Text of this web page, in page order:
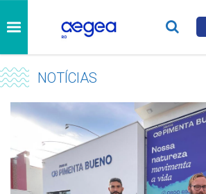
NOTÍCIAS